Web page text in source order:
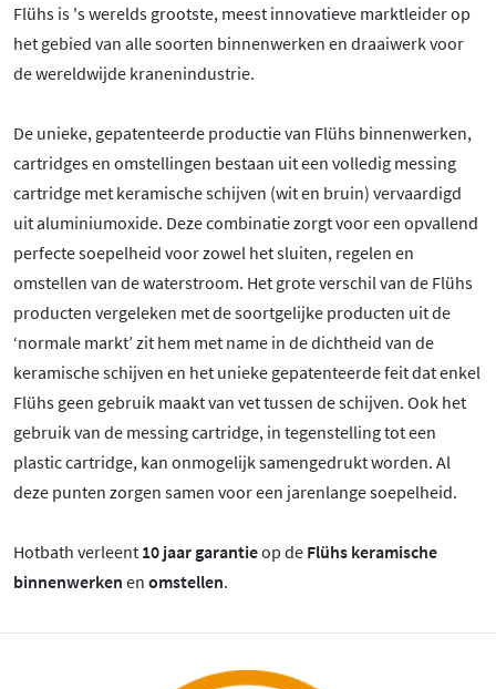
Flühs is 's werelds grootste, meest innovatieve marktleider op
het gebied van alle soorten binnenwerken en draaiwerk voor
de wereldwijde kranenindustrie.
De unieke, gepatenteerde productie van Flühs binnenwerken,
cartridges en omstellingen bestaan uit een volledig messing
cartridge met keramische schijven (wit en bruin) vervaardigd
uit aluminiumoxide. Deze combinatie zorgt voor een opvallend
perfecte soepelheid voor zowel het sluiten, regelen en
omstellen van de waterstroom. Het grote verschil van de Flühs
producten vergeleken met de soortgelijke producten uit de
‘normale markt’ zit hem met name in de dichtheid van de
keramische schijven en het unieke gepatenteerde feit dat enkel
Flühs geen gebruik maakt van vet tussen de schijven. Ook het
gebruik van de messing cartridge, in tegenstelling tot een
plastic cartridge, kan onmogelijk samengedrukt worden. Al
deze punten zorgen samen voor een jarenlange soepelheid.
Hotbath verleent 10 jaar garantieop de Flühs keramische
binnenwerken en omstellen.